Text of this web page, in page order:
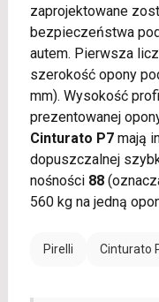
zaprojektowane
bezpieczeństwa
autem. Pierwsza
szerokość opony
mm). Wysokość
prezentowanej
Cinturato P7mają
dopuszczalnej
nośności 88
560 kg na jedną
Pirelli Cinturato